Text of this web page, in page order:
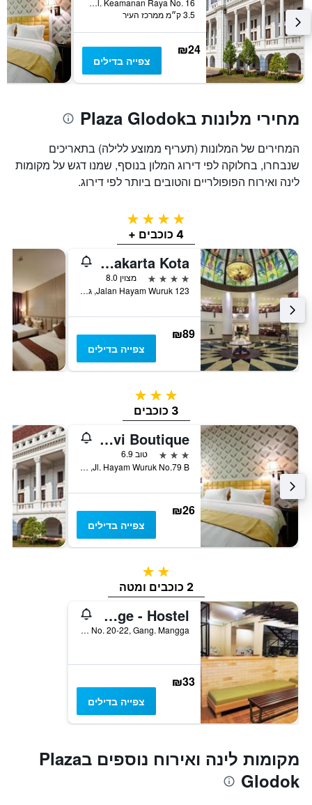
Jl. Keamanan Raya No. 16, ג'קרטה, אינדונזיה
3.5 ק״מ ממרכז העיר
₪24
צפייה בדילים
מחירי מלונות בPlaza Glodok
המחירים של המלונות (תעריף ממוצע ללילה) בתאריכים
שנבחרו, בחלוקה לפי דירוג המלון בנוסף, שמנו דגש על מקומות
לינה ואירוח הפופולריים והטובים ביותר לפי דירוג.
4 כוכבים
4 כוכבים +
Mercure Jakarta Kota
4 כוכבים
מצוין 8.0
Jalan Hayam Wuruk 123, ג'קרטה, אינדונזיה
₪89
צפייה בדילים
3 כוכבים
3 כוכבים
Hotel Rovi Boutique
3 כוכבים
טוב 6.9
Jl. Hayam Wuruk No.79 B, ג'קרטה, אינדונזיה
₪26
צפייה בדילים
2 כוכבים
2 כוכבים ומטה
The Packer Lodge - Hostel
Jl. Kemurnian IV No. 20-22, Gang. Mangga, ג'קרטה, אינדונזיה
₪33
צפייה בדילים
מקומות לינה ואירוח נוספים בPlaza
Glodok